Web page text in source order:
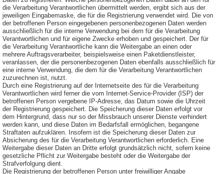
die Verarbeitung Verantwortlichen übermittelt werden, ergibt sich aus der
jeweiligen Eingabemaske, die für die Registrierung verwendet wird. Die von
der betroffenen Person eingegebenen personenbezogenen Daten werden
ausschließlich für die interne Verwendung bei dem für die Verarbeitung
Verantwortlichen und für eigene Zwecke erhoben und gespeichert. Der für
die Verarbeitung Verantwortliche kann die Weitergabe an einen oder
mehrere Auftragsverarbeiter, beispielsweise einen Paketdienstleister,
veranlassen, der die personenbezogenen Daten ebenfalls ausschließlich für
eine interne Verwendung, die dem für die Verarbeitung Verantwortlichen
zuzurechnen ist, nutzt.
Durch eine Registrierung auf der Internetseite des für die Verarbeitung
Verantwortlichen wird ferner die vom Internet-Service-Provider (ISP) der
betroffenen Person vergebene IP-Adresse, das Datum sowie die Uhrzeit
der Registrierung gespeichert. Die Speicherung dieser Daten erfolgt vor
dem Hintergrund, dass nur so der Missbrauch unserer Dienste verhindert
werden kann, und diese Daten im Bedarfsfall ermöglichen, begangene
Straftaten aufzuklären. Insofern ist die Speicherung dieser Daten zur
Absicherung des für die Verarbeitung Verantwortlichen erforderlich. Eine
Weitergabe dieser Daten an Dritte erfolgt grundsätzlich nicht, sofern keine
gesetzliche Pflicht zur Weitergabe besteht oder die Weitergabe der
Strafverfolgung dient.
Die Registrierung der betroffenen Person unter freiwilliger Angabe